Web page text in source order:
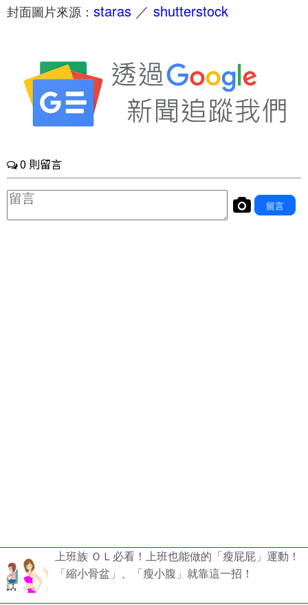
封面圖片來源： staras ／ shutterstock
上班族 ＯＬ必看！上班也能做的「瘦屁屁」運動！
「縮小骨盆」、「瘦小腹」就靠這一招！